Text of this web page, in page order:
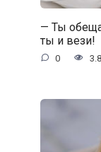
— Ты
ты и вези!
0